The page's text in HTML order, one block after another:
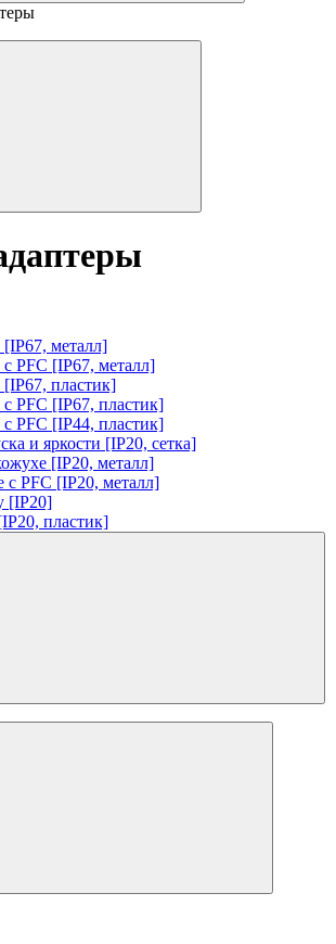
металл]
PFC [IP67, металл]
пластик]
PFC [IP67, пластик]
PFC [IP44, пластик]
и яркости [IP20, сетка]
[IP20, металл]
с PFC [IP20, металл]
[IP20]
пластик]